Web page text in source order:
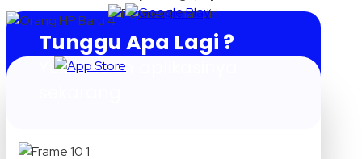
Tunggu Apa Lagi ?
Yuk, unduh aplikasinya